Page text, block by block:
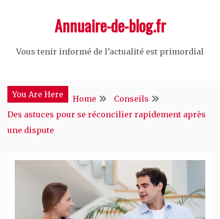
Annuaire-de-blog.fr
Vous tenir informé de l’actualité est primordial
You Are Here Home
Conseils
Des astuces pour se réconcilier rapidement après
une dispute